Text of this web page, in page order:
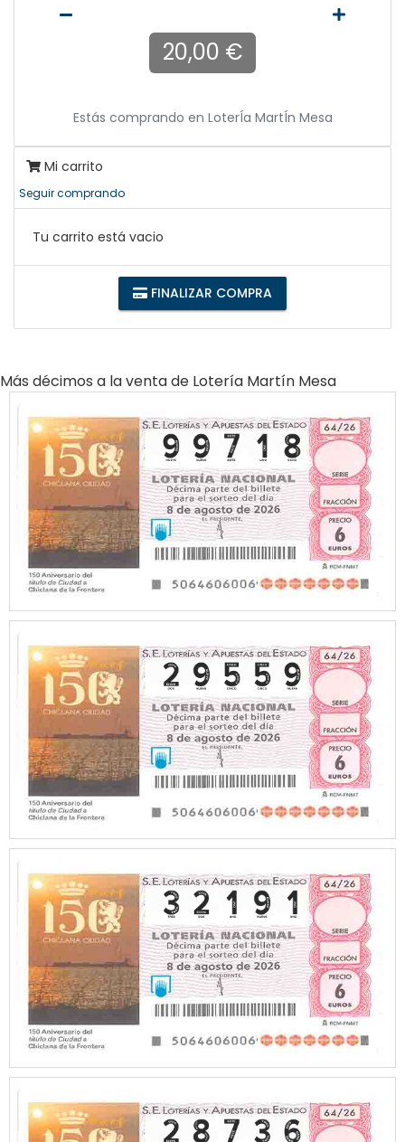
20,00 €
Estás comprando en LoterÍa MartÍn Mesa
Mi carrito
Seguir comprando
Tu carrito está vacio
FINALIZAR COMPRA
Más décimos a la venta de Lotería Martín Mesa